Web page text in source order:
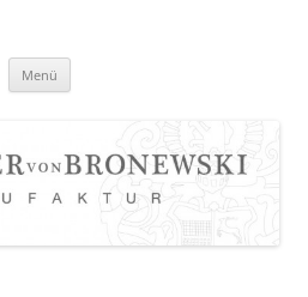
Menü